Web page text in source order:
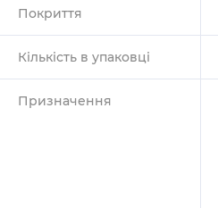
Покриття
Кількість в упаковці
Призначення